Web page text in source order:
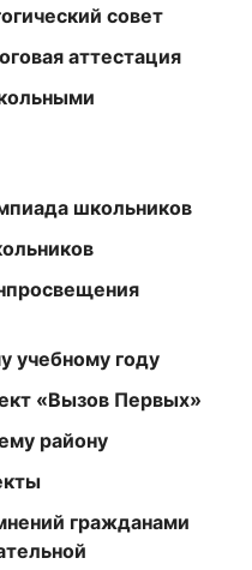
совет
аттестация
школьников
учебному году
«Вызов Первых»
району
гражданами